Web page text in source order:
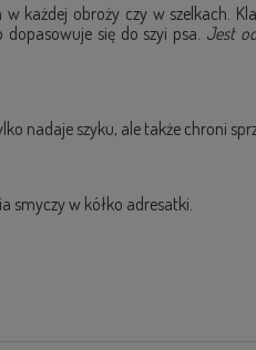
obroży czy w szelkach.
się do szyi psa. Jest
nadaje szyku, ale także chroni
smyczy w kółko adresatki.